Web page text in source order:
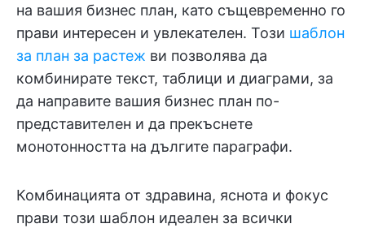
на вашия бизнес план, като същевременно го
прави интересен и увлекателен. Този шаблон
за план за растеж ви позволява да
комбинирате текст, таблици и диаграми, за
да направите вашия бизнес план по-
представителен и да прекъснете
монотонността на дългите параграфи.
Комбинацията от здравина, яснота и фокус
прави този шаблон идеален за всички